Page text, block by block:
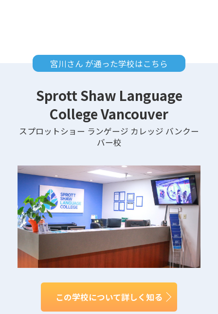
宮川さん が通った学校はこちら
Sprott Shaw Language
College Vancouver
スプロットショー ランゲージ カレッジ バンクー
バー校
この学校について詳しく知る